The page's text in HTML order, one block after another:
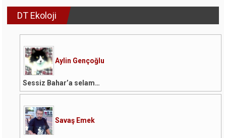
DT Ekoloji
Aylin Gençoğlu
Sessiz Bahar’a selam…
Savaş Emek